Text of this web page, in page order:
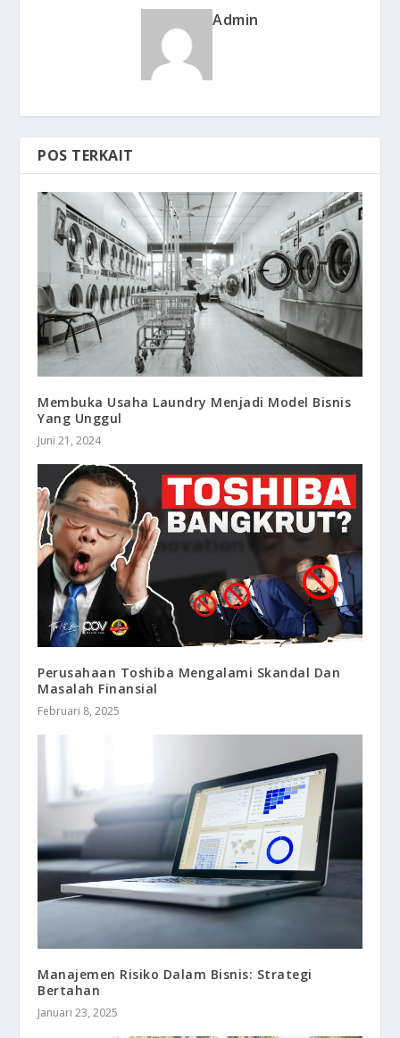
Admin
POS TERKAIT
Membuka Usaha Laundry Menjadi Model Bisnis
Yang Unggul
Juni 21, 2024
Perusahaan Toshiba Mengalami Skandal Dan
Masalah Finansial
Februari 8, 2025
Manajemen Risiko Dalam Bisnis: Strategi
Bertahan
Januari 23, 2025